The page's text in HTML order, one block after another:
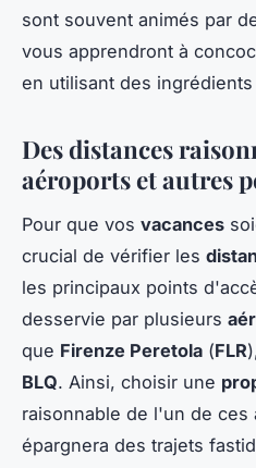
sont souvent animés par
vous apprendront à
en utilisant des
Des distances
aéroports et autres
Pour que vos vacances
crucial de vérifier les
les principaux points
desservie par plusieurs
que Firenze Peretola (FLR
BLQ. Ainsi, choisir une
raisonnable de l'un de ces
épargnera des trajets